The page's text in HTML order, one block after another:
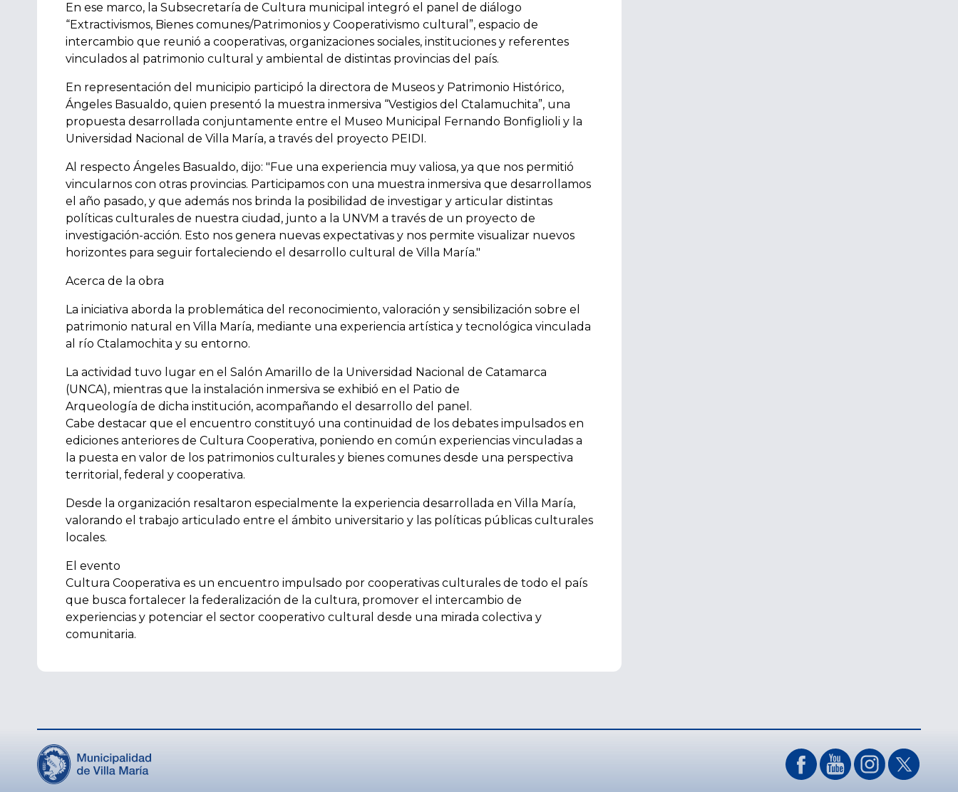
En ese marco, la Subsecretaría de Cultura municipal integró el panel de diálogo
“Extractivismos, Bienes comunes/Patrimonios y Cooperativismo cultural”, espacio de
intercambio que reunió a cooperativas, organizaciones sociales, instituciones y referentes
vinculados al patrimonio cultural y ambiental de distintas provincias del país.
En representación del municipio participó la directora de Museos y Patrimonio Histórico,
Ángeles Basualdo, quien presentó la muestra inmersiva “Vestigios del Ctalamuchita”, una
propuesta desarrollada conjuntamente entre el Museo Municipal Fernando Bonfiglioli y la
Universidad Nacional de Villa María, a través del proyecto PEIDI.
Al respecto Ángeles Basualdo, dijo: "Fue una experiencia muy valiosa, ya que nos permitió
vincularnos con otras provincias. Participamos con una muestra inmersiva que desarrollamos
el año pasado, y que además nos brinda la posibilidad de investigar y articular distintas
políticas culturales de nuestra ciudad, junto a la UNVM a través de un proyecto de
investigación-acción. Esto nos genera nuevas expectativas y nos permite visualizar nuevos
horizontes para seguir fortaleciendo el desarrollo cultural de Villa María."
Acerca de la obra
La iniciativa aborda la problemática del reconocimiento, valoración y sensibilización sobre el
patrimonio natural en Villa María, mediante una experiencia artística y tecnológica vinculada
al río Ctalamochita y su entorno.
La actividad tuvo lugar en el Salón Amarillo de la Universidad Nacional de Catamarca
(UNCA), mientras que la instalación inmersiva se exhibió en el Patio de
Arqueología de dicha institución, acompañando el desarrollo del panel.
Cabe destacar que el encuentro constituyó una continuidad de los debates impulsados en
ediciones anteriores de Cultura Cooperativa, poniendo en común experiencias vinculadas a
la puesta en valor de los patrimonios culturales y bienes comunes desde una perspectiva
territorial, federal y cooperativa.
Desde la organización resaltaron especialmente la experiencia desarrollada en Villa María,
valorando el trabajo articulado entre el ámbito universitario y las políticas públicas culturales
locales.
El evento
Cultura Cooperativa es un encuentro impulsado por cooperativas culturales de todo el país
que busca fortalecer la federalización de la cultura, promover el intercambio de
experiencias y potenciar el sector cooperativo cultural desde una mirada colectiva y
comunitaria.